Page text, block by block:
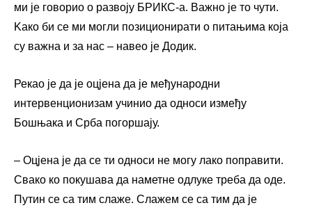
ми је говорио о развоју БРИКС-а. Важно је то чути.
Kaко би се ми могли позиционирати о питањима која
су важна и за нас – навео је Додик.
Рекао је да је оцјена да је међународни
интервенционизам учинио да односи између
Бошњака и Срба погоршају.
– Оцјена је да се ти односи не могу лако поправити.
Свако ко покушава да наметне одлуке треба да оде.
Путин се са тим слаже. Слажем се са тим да је